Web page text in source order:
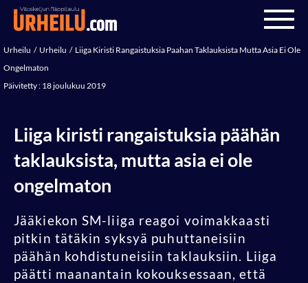
Urheilu Urheilu
Liiga Kiristi Rangaistuksia Paahan Taklauksista Mutta Asia Ei Ole
Ongelmaton
Päivitetty : 18 joulukuu 2019
Liiga kiristi rangaistuksia päähän
taklauksista, mutta asia ei ole
ongelmaton
Jääkiekon SM-liiga reagoi voimakkaasti
pitkin tätäkin syksyä puhuttaneisiin
päähän kohdistuneisiin taklauksiin. Liiga
päätti maanantain kokouksessaan, että